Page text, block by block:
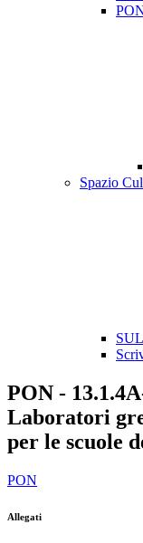
Spazio
PON -
Laboratori
per le scuole
PON
Allegati